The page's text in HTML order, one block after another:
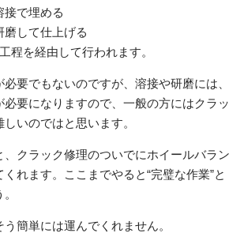
接で埋める
磨して仕上げる
程を経由して行われます。
要でもないのですが、溶接や研磨には、
要になりますので、一般の方にはクラッ
いのではと思います。
、クラック修理のついでにホイールバラン
れます。ここまでやると“完璧な作業”と
簡単には運んでくれません。